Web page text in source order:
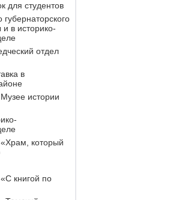
для студентов
и в историко-
отдел
в
истории
который
книгой по